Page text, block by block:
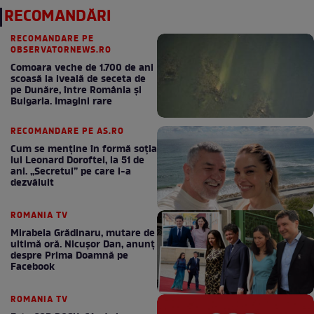
RECOMANDĂRI
RECOMANDARE PE
OBSERVATORNEWS.RO
Comoara veche de 1.700 de ani
scoasă la iveală de seceta de
pe Dunăre, între România şi
Bulgaria. Imagini rare
RECOMANDARE PE AS.RO
Cum se menţine în formă soţia
lui Leonard Doroftei, la 51 de
ani. „Secretul” pe care l-a
dezvăluit
ROMANIA TV
Mirabela Grădinaru, mutare de
ultimă oră. Nicuşor Dan, anunţ
despre Prima Doamnă pe
Facebook
ROMANIA TV